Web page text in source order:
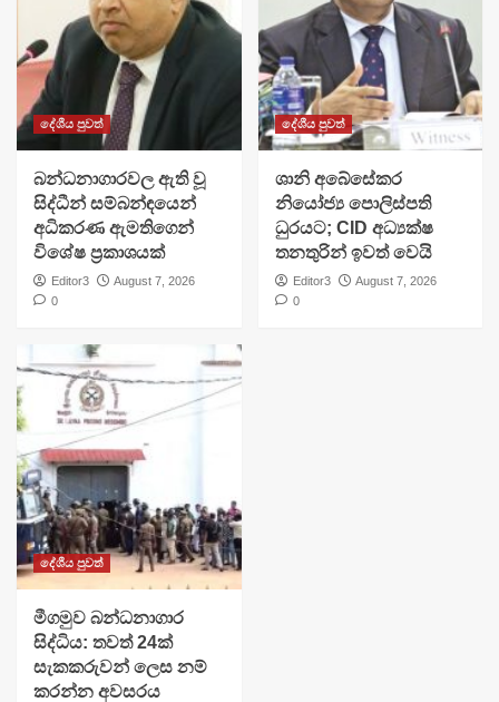
දේශීය පුවත්
බන්ධනාගාරවල ඇති වූ
සිද්ධීන් සම්බන්ඳයෙන්
අධිකරණ ඇමතිගෙන්
විශේෂ ප්‍රකාශයක්
Editor3
August 7, 2026
0
දේශීය පුවත්
ශානි අබේසේකර
නියෝජ්‍ය පොලිස්පති
ධුරයට; CID අධ්‍යක්ෂ
තනතුරින් ඉවත් වෙයි
Editor3
August 7, 2026
0
දේශීය පුවත්
මීගමුව බන්ධනාගාර
සිද්ධිය: තවත් 24ක්
සැකකරුවන් ලෙස නම්
කරන්න අවසරය